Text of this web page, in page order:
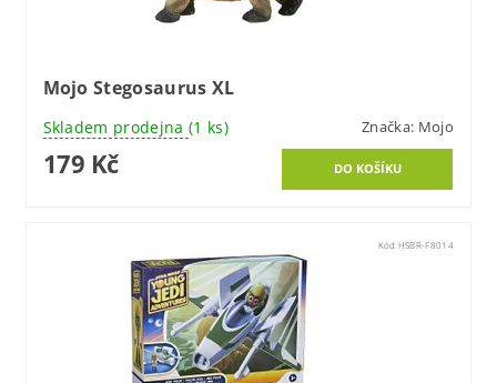
Mojo Stegosaurus XL
Skladem prodejna (1 ks) Značka: Mojo
179 Kč
Kód: HSBR-F8014